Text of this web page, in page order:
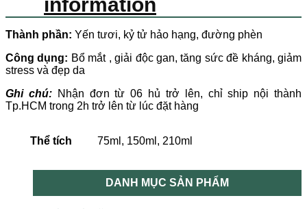
information
Thành phần: Yến tươi, kỷ tử hảo hạng, đường phèn
Công dụng: Bổ mắt , giải độc gan, tăng sức đề kháng, giảm
stress và đẹp da
Ghi chú:Nhận đơn từ 06 hủ trở lên, chỉ ship nội thành
Tp.HCM trong 2h trở lên từ lúc đặt hàng
Thể tích 75ml, 150ml, 210ml
DANH MỤC SẢN PHẨM